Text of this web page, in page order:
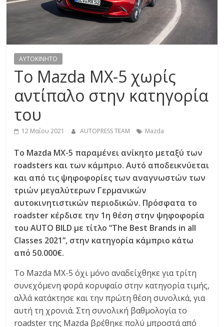
R
E
S
S
AYTOKINHTO
Το Mazda MX-5 χωρίς
αντίπαλο στην κατηγορία
του
12 Μαΐου 2021 AUTOPRESS TEAM Mazda
Το Mazda MX-5 παραμένει ανίκητο μεταξύ των
roadsters και των κάμπριο. Αυτό αποδεικνύεται
και από τις ψηφοφορίες των αναγνωστών των
τριών μεγαλύτερων Γερμανικών
αυτοκινητιστικών περιοδικών. Πρόσφατα το
roadster κέρδισε την 1η θέση στην ψηφοφορία
του AUTO BILD με τίτλο “The Best Brands in all
Classes 2021”, στην κατηγορία κάμπριο κάτω
από 50.000€.
Το Mazda MX-5 όχι μόνο αναδείχθηκε για τρίτη
συνεχόμενη φορά κορυφαίο στην κατηγορία τιμής,
αλλά κατάκτησε και την πρώτη θέση συνολικά, για
αυτή τη χρονιά. Στη συνολική βαθμολογία το
roadster της Mazda βρέθηκε πολύ μπροστά από